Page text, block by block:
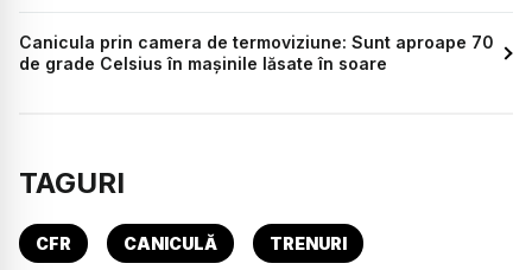
Canicula prin camera de termoviziune: Sunt aproape 70
de grade Celsius în mașinile lăsate în soare
TAGURI
CFR CANICULĂ TRENURI